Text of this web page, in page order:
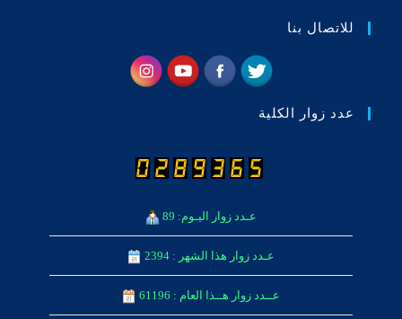
للاتصال بنا
عدد زوار الكلية
عـدد زوار اليـوم: 89
عـدد زوار هذا الشهر : 2394
عــدد زوار هــذا العام : 61196